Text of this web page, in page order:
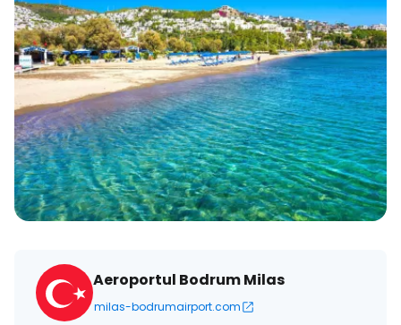
Aeroportul Bodrum Milas
milas-bodrumairport.com